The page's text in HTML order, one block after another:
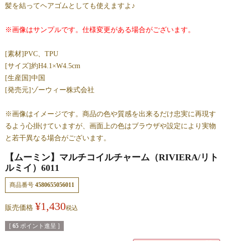
髪を結ってヘアゴムとしても使えますよ♪
※画像はサンプルです。仕様変更がある場合がございます。
[素材]PVC、TPU
[サイズ]約H4.1×W4.5cm
[生産国]中国
[発売元]ゾーウィー株式会社
※画像はイメージです。商品の色や質感を出来るだけ忠実に再現す
るよう心掛けていますが、画面上の色はブラウザや設定により実物
と若干異なる場合がございます。
【ムーミン】マルチコイルチャーム（RIVIERA/リト
ルミイ）6011
商品番号 4580655056011
販売価格 ¥1,430税込
[ 65 ポイント進呈 ]